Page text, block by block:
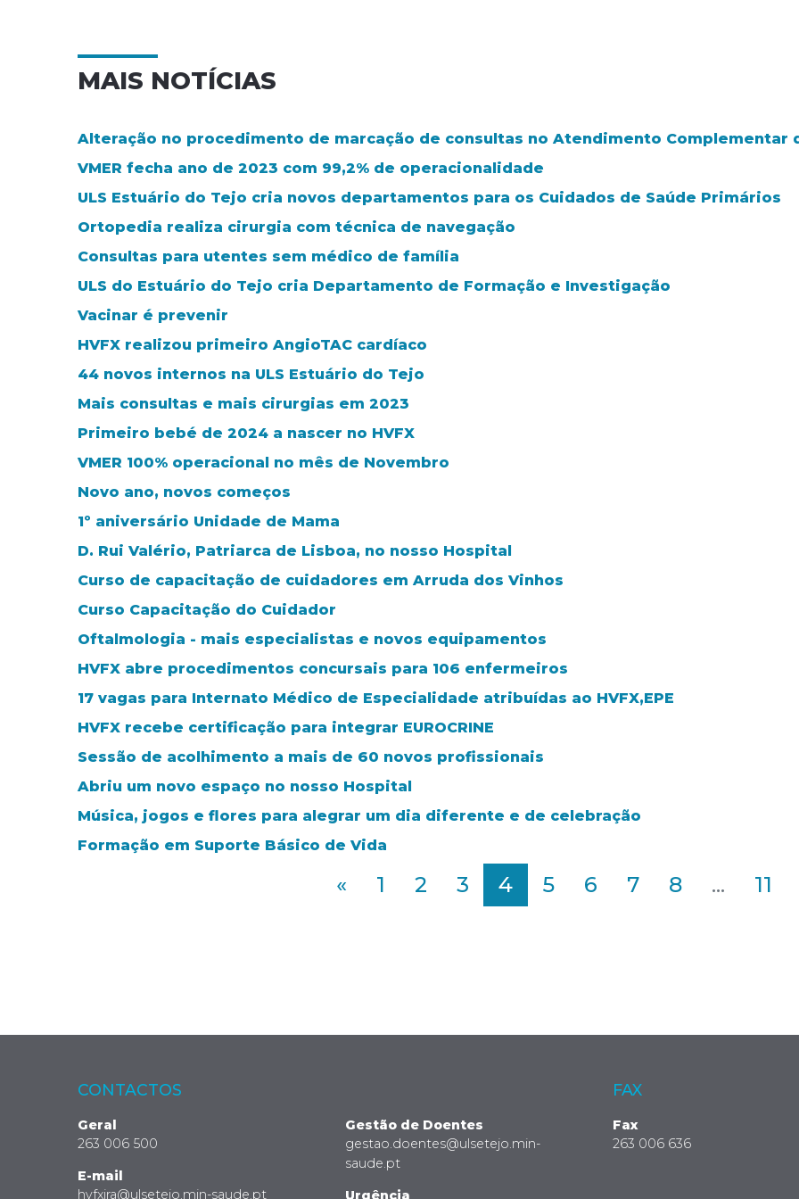
MAIS NOTÍCIAS
Alteração no procedimento de marcação de consultas no Atendimento Complementar
VMER fecha ano de 2023 com 99,2% de operacionalidade
ULS Estuário do Tejo cria novos departamentos para os Cuidados de Saúde Primários
Ortopedia realiza cirurgia com técnica de navegação
Consultas para utentes sem médico de família
ULS do Estuário do Tejo cria Departamento de Formação e Investigação
Vacinar é prevenir
HVFX realizou primeiro AngioTAC cardíaco
44 novos internos na ULS Estuário do Tejo
Mais consultas e mais cirurgias em 2023
Primeiro bebé de 2024 a nascer no HVFX
VMER 100% operacional no mês de Novembro
Novo ano, novos começos
1º aniversário Unidade de Mama
D. Rui Valério, Patriarca de Lisboa, no nosso Hospital
Curso de capacitação de cuidadores em Arruda dos Vinhos
Curso Capacitação do Cuidador
Oftalmologia - mais especialistas e novos equipamentos
HVFX abre procedimentos concursais para 106 enfermeiros
17 vagas para Internato Médico de Especialidade atribuídas ao HVFX,EPE
HVFX recebe certificação para integrar EUROCRINE
Sessão de acolhimento a mais de 60 novos profissionais
Abriu um novo espaço no nosso Hospital
Música, jogos e flores para alegrar um dia diferente e de celebração
Formação em Suporte Básico de Vida
« 1 2 3 4 5 6 7 8 ... 11
CONTACTOS
Geral
263 006 500
E-mail
hvfxira@ulsetejo.min-saude.pt
Gestão de Doentes
gestao.doentes@ulsetejo.min-
saude.pt
Urgência
FAX
Fax
263 006 636